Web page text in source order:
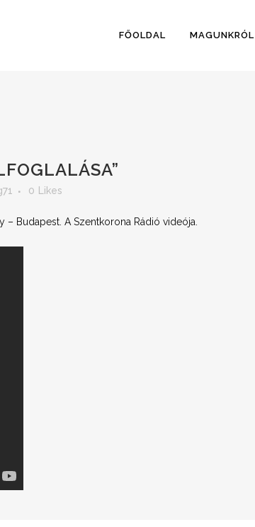
FŐOLDAL MAGUNKRÓL
0 Likes
– Budapest. A Szentkorona Rádió videója.